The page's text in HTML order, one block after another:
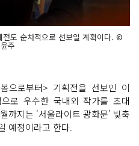
도 순차적으로 선보일 계획이다. ©
주
으로부터> 기획전을 선보인 이
로 우수한 국내외 작가를 초대
까지는 '서울라이트 광화문' 빛축
예정이라고 한다.